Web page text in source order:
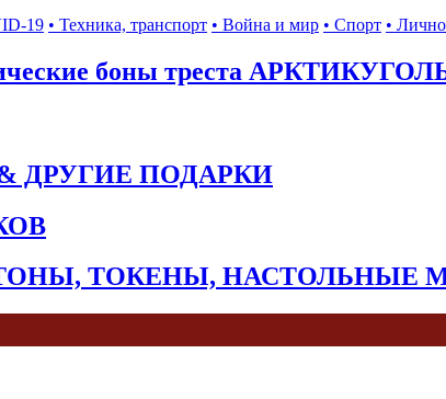
19 • Техника, транспорт • Война и мир • Спорт •
боны треста
ДРУГИЕ ПОДАРКИ
ТОКЕНЫ, НАСТОЛЬНЫЕ